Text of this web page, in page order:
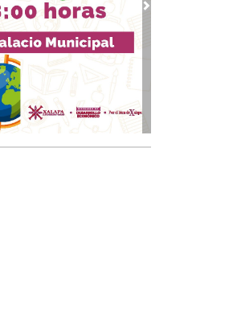
abandona el Congreso
desafuero
Centro Médico Santa
Next